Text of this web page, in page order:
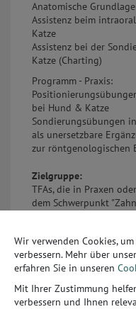
Anatomische
Assistenz beim
Katze
Assistenz bei der
Katze (Charting)
Programm - Praxis:
bei Hund & Katze
Sondierungsübungen
als unersetzbare
zur röntgenologischen
Zielgruppe:
TFAs, die in Praxen
dem Schwerpunkt
vorhanden oder
naher Planung sein.
Seminarziel:
Erlernen der
Wir verwenden Cookies,
verbessern. Mehr über
erfahren Sie in unseren
Mit Ihrer Zustimmung
verbessern und Ihnen